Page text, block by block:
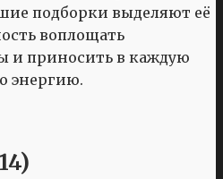
подборки выделяют её
воплощать
и приносить в каждую
энергию.